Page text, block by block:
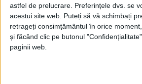
astfel de prelucrare. Preferințele dvs. se
acestui site web. Puteți să vă schimbați
retrageți consimțământul în orice
și făcând clic pe butonul
paginii web.
Arhive
A